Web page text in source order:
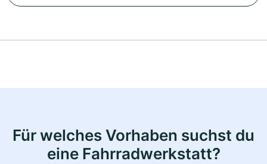
Für welches Vorhaben suchst du
eine Fahrradwerkstatt?